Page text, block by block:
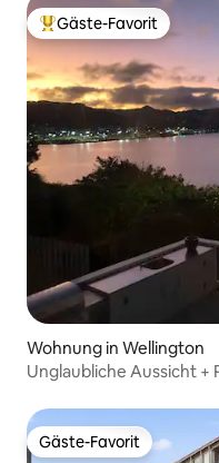
Beliebter Gäste-Favorit.
Gäste-Favorit
Wohnung in Wellington
Unglaubliche Aussicht +
Gäste-Favorit
Gäste-Favorit